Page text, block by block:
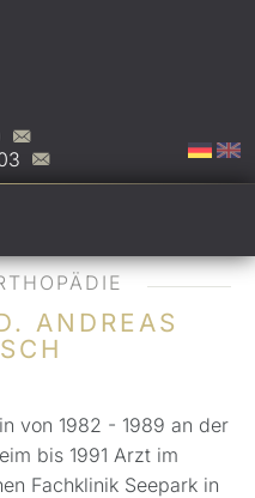
ANDREAS
von 1982 - 1989 an der
bis 1991 Arzt im
Fachklinik Seepark in